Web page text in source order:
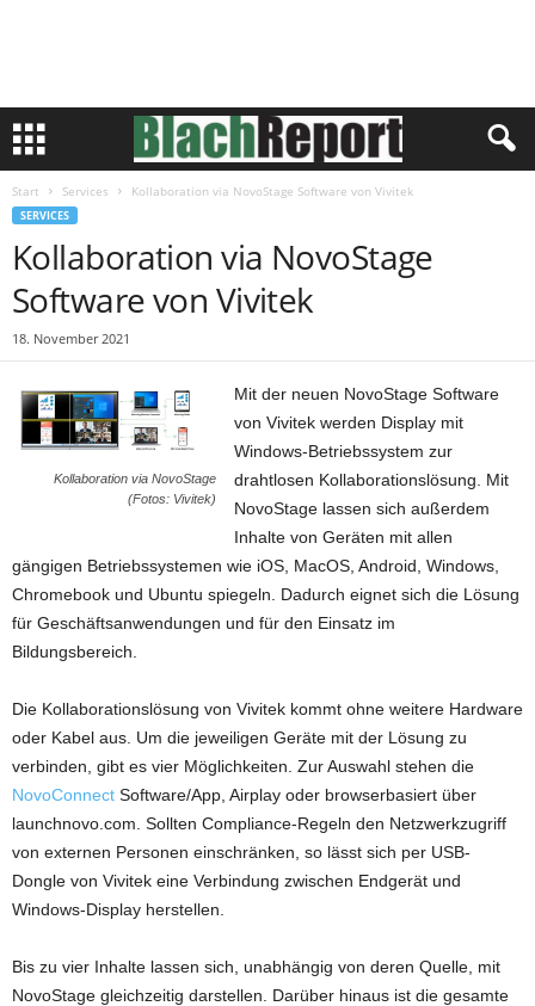
Start Services Kollaboration via NovoStage Software von Vivitek
SERVICES
Kollaboration via NovoStage
Software von Vivitek
18. November 2021
Kollaboration via NovoStage
(Fotos: Vivitek)
Mit der neuen NovoStage Software
von Vivitek werden Display mit
Windows-Betriebssystem zur
drahtlosen Kollaborationslösung. Mit
NovoStage lassen sich außerdem
Inhalte von Geräten mit allen
gängigen Betriebssystemen wie iOS, MacOS, Android, Windows,
Chromebook und Ubuntu spiegeln. Dadurch eignet sich die Lösung
für Geschäftsanwendungen und für den Einsatz im
Bildungsbereich.
Die Kollaborationslösung von Vivitek kommt ohne weitere Hardware
oder Kabel aus. Um die jeweiligen Geräte mit der Lösung zu
verbinden, gibt es vier Möglichkeiten. Zur Auswahl stehen die
NovoConnect Software/App, Airplay oder browserbasiert über
launchnovo.com. Sollten Compliance-Regeln den Netzwerkzugriff
von externen Personen einschränken, so lässt sich per USB-
Dongle von Vivitek eine Verbindung zwischen Endgerät und
Windows-Display herstellen.
Bis zu vier Inhalte lassen sich, unabhängig von deren Quelle, mit
NovoStage gleichzeitig darstellen. Darüber hinaus ist die gesamte